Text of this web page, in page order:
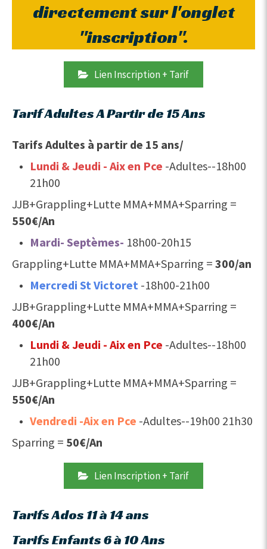
directement sur l'onglet
"inscription".
Lien Inscription + Tarif
Tarif Adultes A Partir de 15 Ans
Tarifs Adultes à partir de 15 ans/
Lundi & Jeudi - Aix en Pce -Adultes--18h00
21h00
JJB+Grappling+Lutte MMA+MMA+Sparring =
550€/An
Mardi- Septèmes- 18h00-20h15
Grappling+Lutte MMA+MMA+Sparring = 300/an
Mercredi St Victoret -18h00-21h00
JJB+Grappling+Lutte MMA+MMA+Sparring =
400€/An
Lundi & Jeudi - Aix en Pce -Adultes--18h00
21h00
JJB+Grappling+Lutte MMA+MMA+Sparring =
550€/An
Vendredi -Aix en Pce -Adultes--19h00 21h30
Sparring = 50€/An
Lien Inscription + Tarif
Tarifs Ados 11 à 14 ans
Tarifs Enfants 6 à 10 Ans